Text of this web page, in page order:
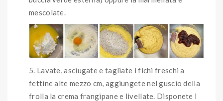
mescolate.
Lavate, asciugate e tagliate i fichi freschi a
fettine alte mezzo cm, aggiungete nel guscio della
frolla la crema frangipane e livellate. Disponete i